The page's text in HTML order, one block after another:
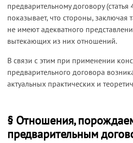
предварительному договору (статья
показывает, что стороны, заключая
не имеют адекватного
вытекающих из них отношений.
В связи с этим при применении
предварительного договора
актуальных практических и
§ Отношения,
предварительным